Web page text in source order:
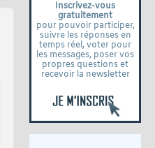
Inscrivez-vous
gratuitement
pour pouvoir participer,
suivre les réponses en
temps réel, voter pour
les messages, poser vos
propres questions et
recevoir la newsletter